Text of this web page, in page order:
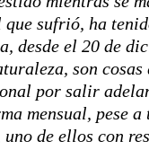
sufrió, ha
desde el 20 de
son
por salir
mensual, pese
uno de ellos con